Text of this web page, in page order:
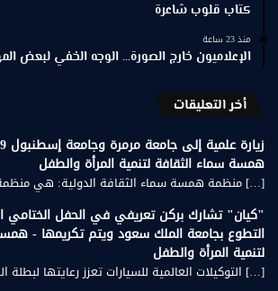
كتاب قلوب شاعرة
منذ 23 ساعة
الإعلاميون خارج الصورة… الوجه الخفي لبعض
أخر التعليقات
همسة سماء الثقافة لتنمية المرأة والطفل
[…] منظمة همسة سماء الثقافة الدولية: هي
"كيان" تشارك بركن تعريفي في الحفل الختامي
التطوع بجامعة الملك سعود ويتم تكريمها -
لتنمية المرأة والطفل
[…] التوكيلات العالمية للسيارات تعزز رعايتها لبطلة